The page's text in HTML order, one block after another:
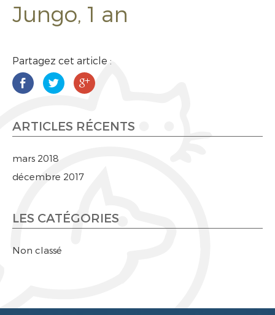
Jungo, 1 an
Partagez cet article :
ARTICLES RÉCENTS
mars 2018
décembre 2017
LES CATÉGORIES
Non classé